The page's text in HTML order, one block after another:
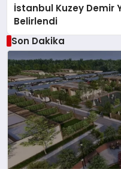
İstanbul Kuzey Demir
Belirlendi
Son Dakika